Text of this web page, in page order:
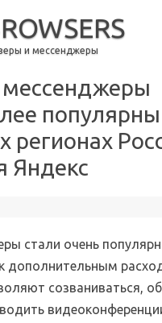
и мессенджеры
мессенджеры
регионах
Яндекс
стали очень
дополнительным
созваниваться,